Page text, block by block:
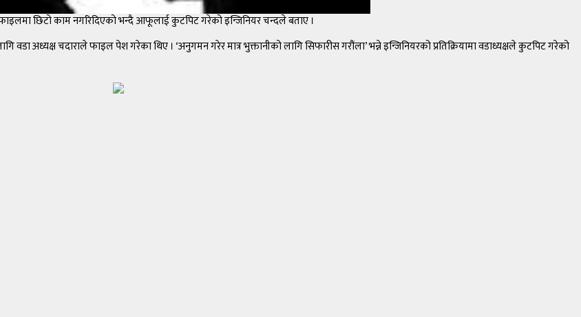
छिटो काम नगरिदिएको भन्दै आफूलाई कुटपिट गरेको इन्जिनियर चन्दले बताए ।
अध्यक्ष चदाराले फाइल पेश गरेका थिए । ‘अनुगमन गरेर मात्र भुक्तानीको लागि सिफारीस गरौंला’ भन्ने इन्जिनियरको प्रतिक्रियामा वडाध्यक्षले कुटपिट गरेको